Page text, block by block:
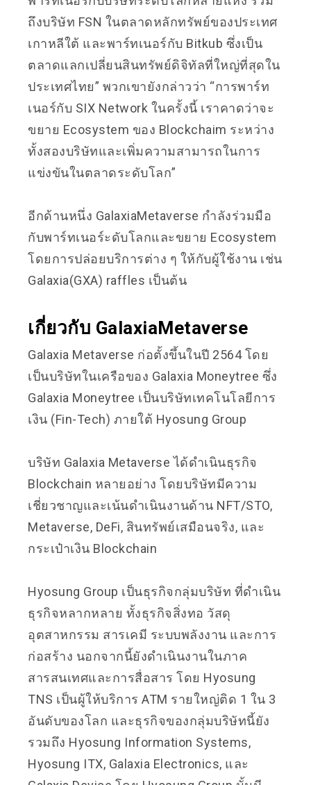
ถึงบริษัท FSN ในตลาดหลักทรัพย์ของประเทศ
เกาหลีใต้ และพาร์ทเนอร์กับ Bitkub ซึ่งเป็น
ตลาดแลกเปลี่ยนสินทรัพย์ดิจิทัลที่ใหญ่ที่สุดใน
ประเทศไทย” พวกเขายังกล่าวว่า “การพาร์ท
เนอร์กับ SIX Network ในครั้งนี้ เราคาดว่าจะ
ขยาย Ecosystem ของ Blockchaim ระหว่าง
ทั้งสองบริษัทและเพิ่มความสามารถในการ
แข่งขันในตลาดระดับโลก”
อีกด้านหนึ่ง GalaxiaMetaverse กำลังร่วมมือ
กับพาร์ทเนอร์ะดับโลกและขยาย Ecosystem
โดยการปล่อยบริการต่าง ๆ ให้กับผู้ใช้งาน เช่น
Galaxia(GXA) raffles เป็นต้น
เกี่ยวกับ GalaxiaMetaverse
Galaxia Metaverse ก่อตั้งขึ้นในปี 2564 โดย
เป็นบริษัทในเครือของ Galaxia Moneytree ซึ่ง
Galaxia Moneytree เป็นบริษัทเทคโนโลยีการ
เงิน (Fin-Tech) ภายใต้ Hyosung Group
บริษัท Galaxia Metaverse ได้ดำเนินธุรกิจ
Blockchain หลายอย่าง โดยบริษัทมีความ
เชี่ยวชาญและเน้นดำเนินงานด้าน NFT/STO,
Metaverse, DeFi, สินทรัพย์เสมือนจริง, และ
กระเป๋าเงิน Blockchain
Hyosung Group เป็นธุรกิจกลุ่มบริษัท ที่ดำเนิน
ธุรกิจหลากหลาย ทั้งธุรกิจสิ่งทอ วัสดุ
อุตสาหกรรม สารเคมี ระบบพลังงาน และการ
ก่อสร้าง นอกจากนี้ยังดำเนินงานในภาค
สารสนเทศและการสื่อสาร โดย Hyosung
TNS เป็นผู้ให้บริการ ATM รายใหญ่ติด 1 ใน 3
อันดับของโลก และธุรกิจของกลุ่มบริษัทนี้ยัง
รวมถึง Hyosung Information Systems,
Hyosung ITX, Galaxia Electronics, และ